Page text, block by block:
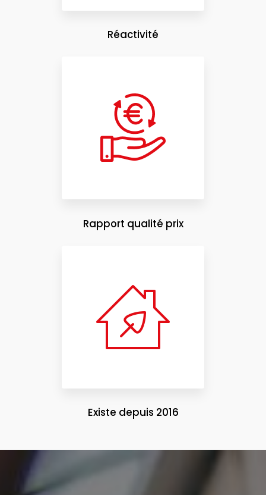
Réactivité
Rapport qualité prix
Existe depuis 2016